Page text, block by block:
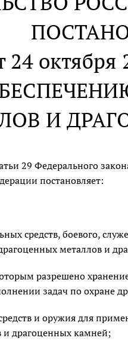
24 октября
И
29 Федерального
постановляет:
средств, боевого,
металлов и
разрешено
задач по охране
и оружия для
и драгоценных камней;